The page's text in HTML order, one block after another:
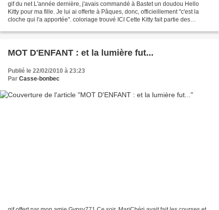
gif du net L'année dernière, j'avais commandé à Bastet un doudou Hello
Kitty pour ma fille. Je lui ai offerte à Pâques, donc, officieillement "c'est la
cloche qui l'a apportée". coloriage trouvé ICI Cette Kitty fait partie des
MOT D'ENFANT : et la lumière fut...
Publié le 22/02/2010 à 23:23
Par Casse-bonbec